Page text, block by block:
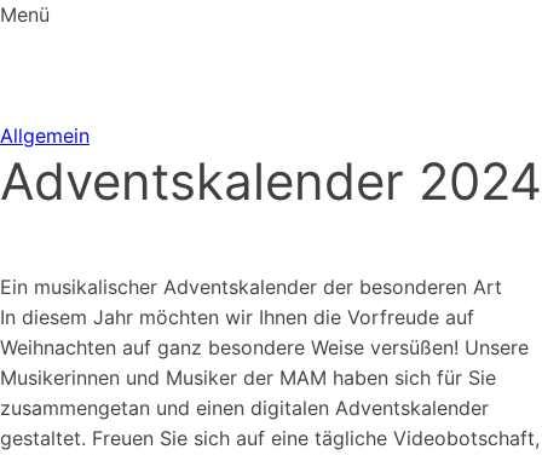
Menü
Allgemein
Adventskalender 2024
Ein musikalischer Adventskalender der besonderen Art
In diesem Jahr möchten wir Ihnen die Vorfreude auf
Weihnachten auf ganz besondere Weise versüßen! Unsere
Musikerinnen und Musiker der MAM haben sich für Sie
zusammengetan und einen digitalen Adventskalender
gestaltet. Freuen Sie sich auf eine tägliche Videobotschaft,